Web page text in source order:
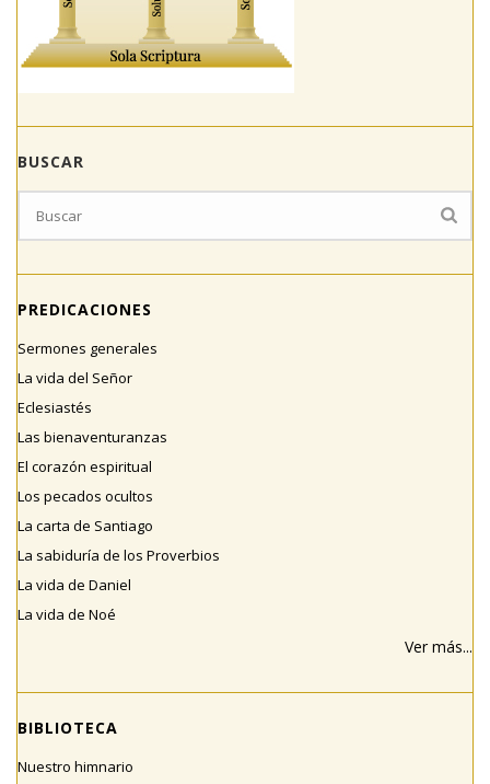
BUSCAR
PREDICACIONES
Sermones generales
La vida del Señor
Eclesiastés
Las bienaventuranzas
El corazón espiritual
Los pecados ocultos
La carta de Santiago
La sabiduría de los Proverbios
La vida de Daniel
La vida de Noé
Ver más...
BIBLIOTECA
Nuestro himnario